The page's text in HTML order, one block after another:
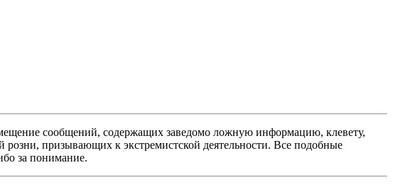
сообщений, содержащих заведомо ложную информацию, клевету,
призывающих к экстремистской деятельности. Все подобные
за понимание.